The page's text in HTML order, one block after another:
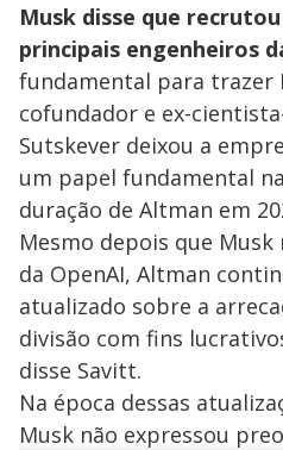
Musk disse que
principais engenheiros
fundamental para trazer
cofundador e ex-
Sutskever deixou a
um papel fundamental
duração de Altman em
Mesmo depois que
da OpenAI, Altman
atualizado sobre a
divisão com fins
disse Savitt.
Na época dessas
Musk não expressou